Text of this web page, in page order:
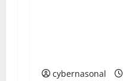
cybernasonal